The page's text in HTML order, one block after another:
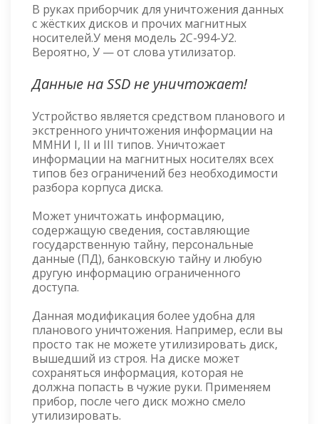
В руках приборчик для уничтожения данных
с жёстких дисков и прочих магнитных
носителей.У меня модель 2С-994-У2.
Вероятно, У — от слова утилизатор.
Данные на SSD не уничтожает!
Устройство является средством планового и
экстренного уничтожения информации на
ММНИ I, II и III типов. Уничтожает
информации на магнитных носителях всех
типов без ограничений без необходимости
разбора корпуса диска.
Может уничтожать информацию,
содержащую сведения, составляющие
государственную тайну, персональные
данные (ПД), банковскую тайну и любую
другую информацию ограниченного
доступа.
Данная модификация более удобна для
планового уничтожения. Например, если вы
просто так не можете утилизировать диск,
вышедший из строя. На диске может
сохраняться информация, которая не
должна попасть в чужие руки. Применяем
прибор, после чего диск можно смело
утилизировать.